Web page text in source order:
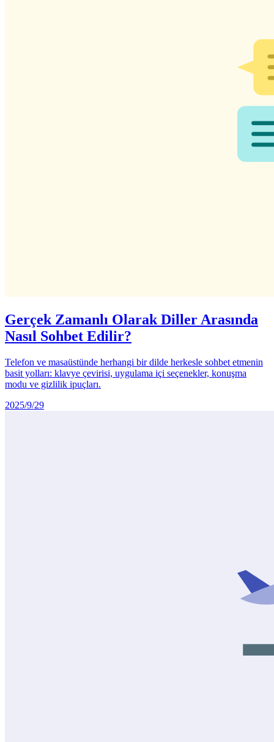
Gerçek Zamanlı Olarak Diller Arasında
Nasıl Sohbet Edilir?
Telefon ve masaüstünde herhangi bir dilde herkesle sohbet etmenin
basit yolları: klavye çevirisi, uygulama içi seçenekler, konuşma
modu ve gizlilik ipuçları.
2025/9/29